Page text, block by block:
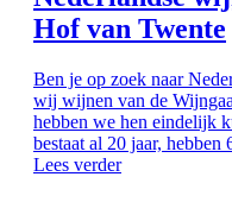
Hof van Twente
Ben je op zoek naar
wij wijnen van de
hebben we hen eindelijk
bestaat al 20 jaar, hebben
Lees verder